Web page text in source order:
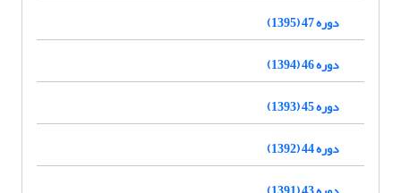
دوره 47 (1395)
دوره 46 (1394)
دوره 45 (1393)
دوره 44 (1392)